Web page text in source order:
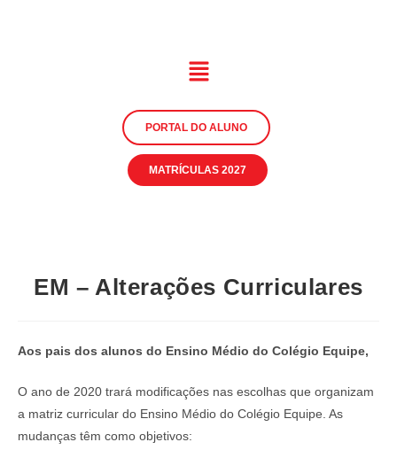
PORTAL DO ALUNO
MATRÍCULAS 2027
EM – Alterações Curriculares
Aos pais dos alunos do Ensino Médio do Colégio Equipe,
O ano de 2020 trará modificações nas escolhas que organizam
a matriz curricular do Ensino Médio do Colégio Equipe. As
mudanças têm como objetivos: